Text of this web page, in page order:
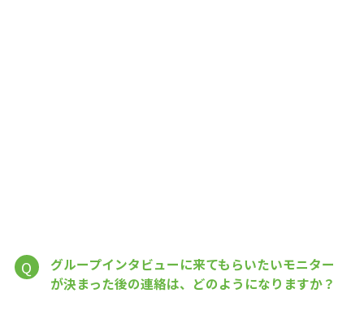
Q
グループインタビューに来てもらいたいモニター
が決まった後の連絡は、どのようになりますか？